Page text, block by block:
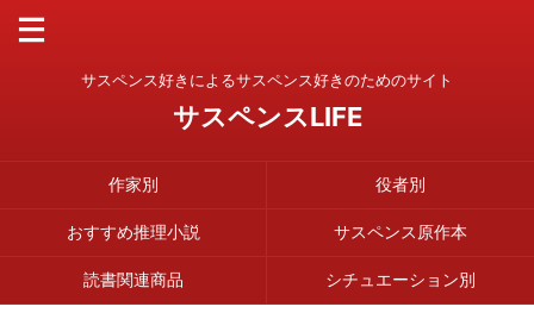
サスペンス好きによるサスペンス好きのためのサイト
サスペンスLIFE
作家別 役者別
おすすめ推理小説 サスペンス原作本
読書関連商品 シチュエーション別